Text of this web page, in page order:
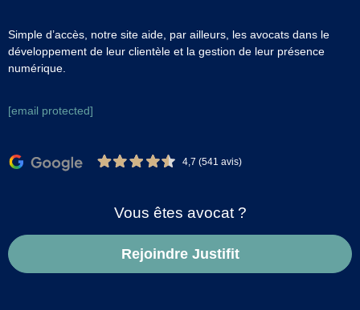
Simple d’accès, notre site aide, par ailleurs, les avocats dans le
développement de leur clientèle et la gestion de leur présence
numérique.
[email protected]
4,7 (541 avis)
Vous êtes avocat ?
Rejoindre Justifit